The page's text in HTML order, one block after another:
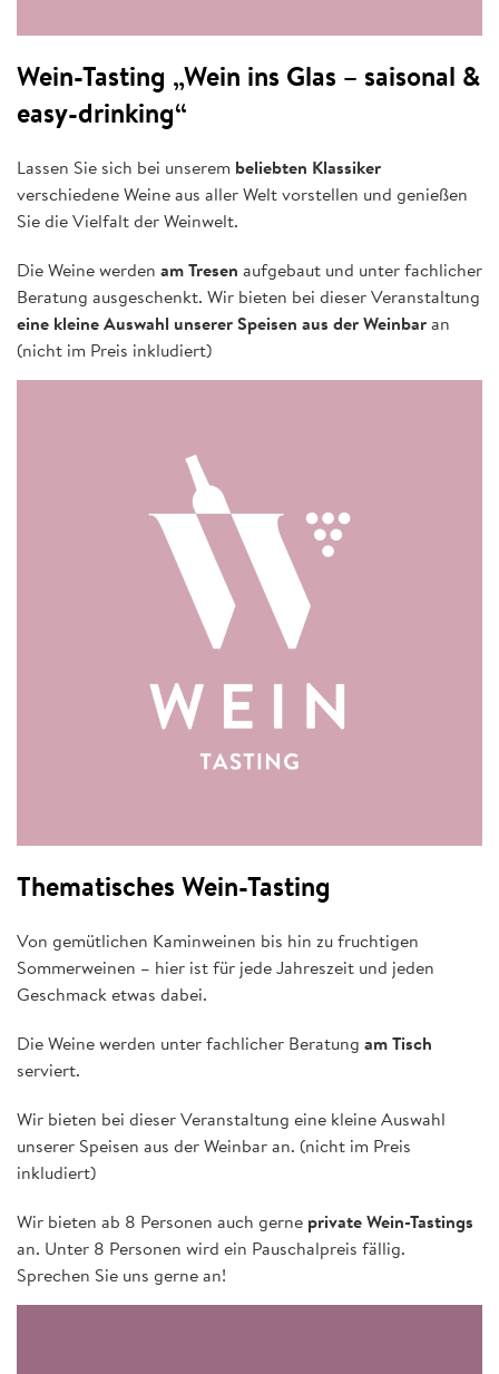
Wein-Tasting „Wein ins Glas – saisonal &
easy-drinking“
Lassen Sie sich bei unserem beliebten Klassiker
verschiedene Weine aus aller Welt vorstellen und genießen
Sie die Vielfalt der Weinwelt.
Die Weine werden am Tresen aufgebaut und unter fachlicher
Beratung ausgeschenkt. Wir bieten bei dieser Veranstaltung
eine kleine Auswahl unserer Speisen aus der Weinbaran
(nicht im Preis inkludiert)
Thematisches Wein-Tasting
Von gemütlichen Kaminweinen bis hin zu fruchtigen
Sommerweinen – hier ist für jede Jahreszeit und jeden
Geschmack etwas dabei.
Die Weine werden unter fachlicher Beratung am Tisch
serviert.
Wir bieten bei dieser Veranstaltung eine kleine Auswahl
unserer Speisen aus der Weinbar an. (nicht im Preis
inkludiert)
Wir bieten ab 8 Personen auch gerne private Wein-Tastings
an. Unter 8 Personen wird ein Pauschalpreis fällig.
Sprechen Sie uns gerne an!